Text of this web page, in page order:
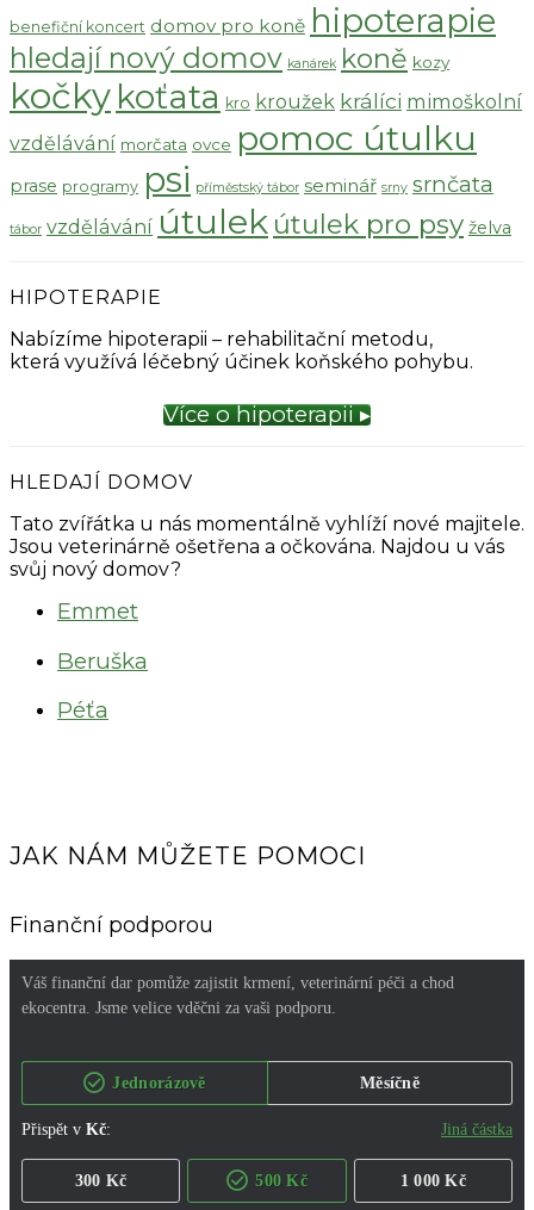
benefiční koncert domov pro koně hipoterapie
hledají nový domov kanárek koně kozy
kočky koťata kro kroužek králíci mimoškolní
vzdělávání morčata ovce pomoc útulku
prase programy psi příměstský tábor seminář srny srnčata
tábor vzdělávání útulek útulek pro psy želva
HIPOTERAPIE
Nabízíme hipoterapii – rehabilitační metodu,
která využívá léčebný účinek koňského pohybu.
Více o hipoterapii ▸
HLEDAJÍ DOMOV
Tato zvířátka u nás momentálně vyhlíží nové majitele.
Jsou veterinárně ošetřena a očkována. Najdou u vás
svůj nový domov?
Emmet
Beruška
Péťa
JAK NÁM MŮŽETE POMOCI
Finanční podporou